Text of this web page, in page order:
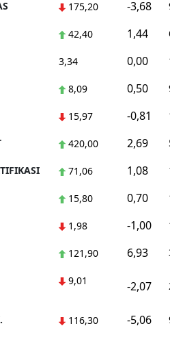
175,20 -3,68
42,40 1,44
3,34 0,00
8,09 0,50
15,97 -0,81
420,00 2,69
71,06 1,08
15,80 0,70
1,98 -1,00
121,90 6,93
9,01 -2,07
116,30 -5,06